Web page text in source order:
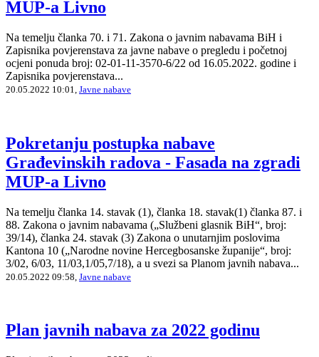
MUP-a Livno
Na temelju članka 70. i 71. Zakona o javnim nabavama BiH i
Zapisnika povjerenstava za javne nabave o pregledu i početnoj
ocjeni ponuda broj: 02-01-11-3570-6/22 od 16.05.2022. godine i
Zapisnika povjerenstava...
20.05.2022 10:01, Javne nabave
Pokretanju postupka nabave
Građevinskih radova - Fasada na zgradi
MUP-a Livno
Na temelju članka 14. stavak (1), članka 18. stavak(1) članka 87. i
88. Zakona o javnim nabavama („Službeni glasnik BiH“, broj:
39/14), članka 24. stavak (3) Zakona o unutarnjim poslovima
Kantona 10 („Narodne novine Hercegbosanske županije“, broj:
3/02, 6/03, 11/03,1/05,7/18), a u svezi sa Planom javnih nabava...
20.05.2022 09:58, Javne nabave
Plan javnih nabava za 2022 godinu